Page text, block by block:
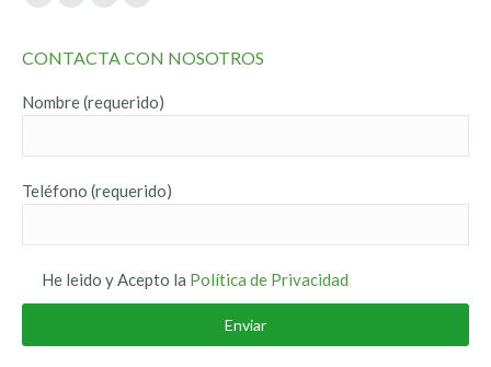
Facebook
opens
new
Twitter
opens
new
YouTube
opens
new
Instagram
opens
new
CONTACTA CON NOSOTROS
Nombre (requerido)
Teléfono (requerido)
He leido y Acepto la Política de Privacidad